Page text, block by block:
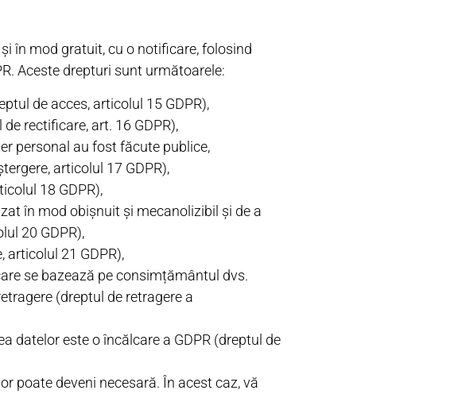
în mod gratuit, cu o notificare, folosind
Aceste drepturi sunt următoarele:
de acces, articolul 15 GDPR),
rectificare, art. 16 GDPR),
personal au fost făcute publice,
articolul 17 GDPR),
18 GDPR),
în mod obișnuit și mecanolizibil și de a
20 GDPR),
articolul 21 GDPR),
se bazează pe consimțământul dvs.
(dreptul de retragere a
datelor este o încălcare a GDPR (dreptul de
poate deveni necesară. În acest caz, vă